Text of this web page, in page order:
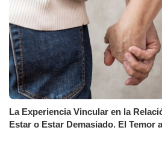
La Experiencia Vincular en la
Estar o Estar Demasiado. El Temor